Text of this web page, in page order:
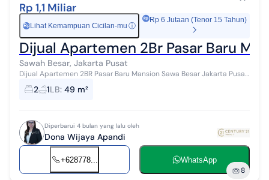
Rp 1,1 Miliar
Rp Lihat Kemampuan Cicilan-mu ⓘ
Rp 6 Jutaan (Tenor 15 Tahun)
Dijual Apartemen 2Br Pasar Baru
Sawah Besar, Jakarta Pusat
Dijual Apartemen 2BR Pasar Baru Mansion Sawa Besar Jakarta Pusat
2 1LB: 49 m²
Diperbarui 4 bulan yang lalu oleh
Dona Wijaya Apandi
+628778... WhatsApp
8